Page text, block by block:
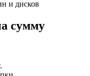
и дисков
сумму